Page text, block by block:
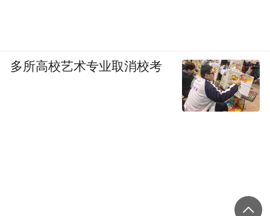
多所高校艺术专业取消校考